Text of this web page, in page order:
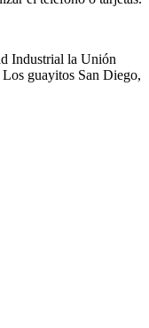
Industrial la Unión
guayitos San Diego,